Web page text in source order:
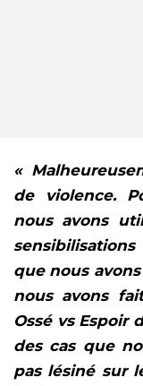
«
de violence.
nous avons
que nous
nous avons
Ossé vs Espoir
des cas que
pas lésiné sur